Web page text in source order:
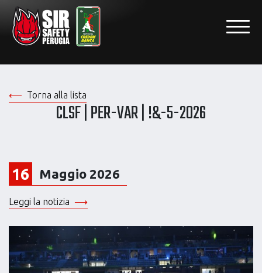
Torna alla lista
CLSF | PER-VAR | !&-5-2026
16 Maggio 2026
Leggi la notizia